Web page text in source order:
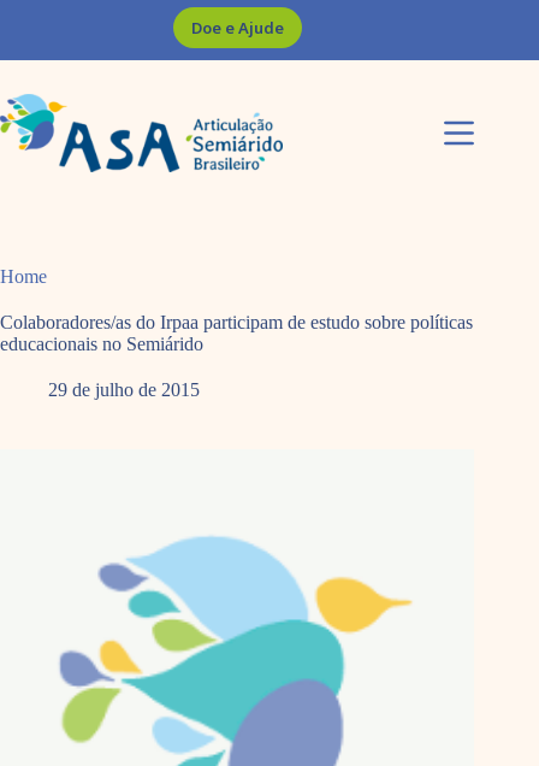
Doe e Ajude
Home
Colaboradores/as do Irpaa participam de estudo sobre políticas
educacionais no Semiárido
29 de julho de 2015